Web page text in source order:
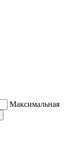
Максимальная